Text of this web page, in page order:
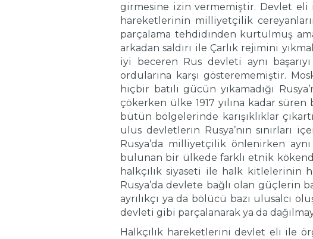
girmesine izin vermemiştir. Devlet eli
hareketlerinin milliyetçilik
parçalama tehdidinden kurtulmuş
arkadan saldırı ile Çarlık rejimini
iyi beceren Rus devleti aynı
ordularına karşı gösterememiştir.
hiçbir batılı gücün yıkamadığı
çökerken ülke 1917 yılına kadar
bütün bölgelerinde karışıklıklar
ulus devletlerin Rusya’nın sınırları
Rusya’da milliyetçilik önlenirken
bulunan bir ülkede farklı etnik
halkçılık siyaseti ile halk kitlelerinin
Rusya’da devlete bağlı olan güçlerin
ayrılıkçı ya da bölücü bazı ulusalcı
devleti gibi parçalanarak ya da
Halkçılık hareketlerini devlet eli ile